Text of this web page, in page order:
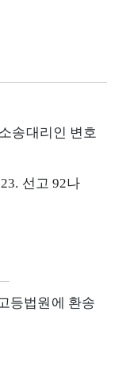
송대리인 변호
선고 92나
등법원에 환송